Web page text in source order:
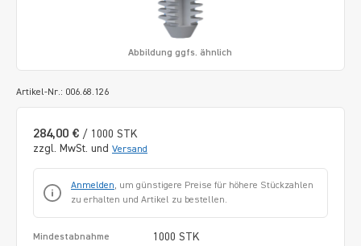
Artikel-Nr.: 006.68.126
Abbildung ggfs. ähnlich
284,00 € / 1000 STK
zzgl. MwSt. und Versand
Anmelden, um günstigere Preise für höhere Stückzahlen
zu erhalten und Artikel zu bestellen.
Mindestabnahme 1000 STK